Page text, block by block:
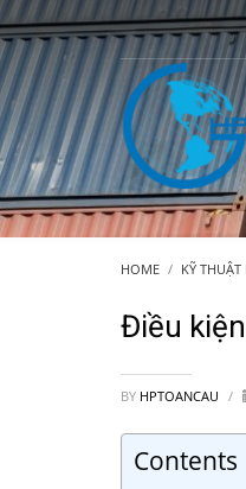
HOME KỸ
Điều
BY HPTOANCAU /
Contents